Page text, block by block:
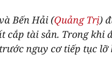
Bến Hải (Quảng Trị)
cắp tài sản. Trong
nguy cơ tiếp tục lỡ